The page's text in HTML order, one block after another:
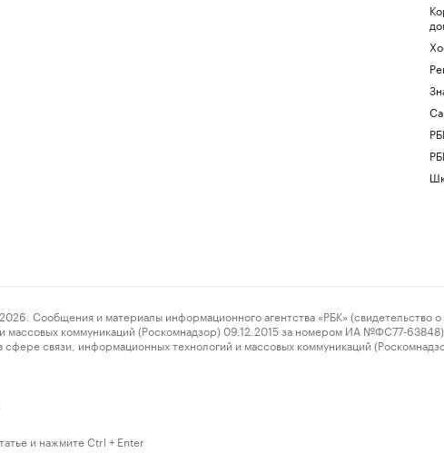
и материалы информационного агентства «РБК» (свидетельство о
коммуникаций (Роскомнадзор) 09.12.2015 за номером ИА №ФС77-63848)
связи, информационных технологий и массовых коммуникаций
и нажмите Ctrl + Enter